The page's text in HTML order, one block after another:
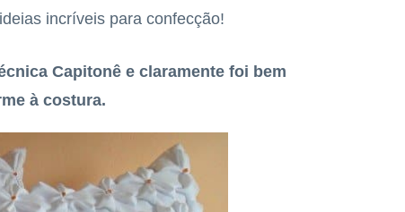
incríveis para confecção!
Capitonê e claramente foi bem
à costura.